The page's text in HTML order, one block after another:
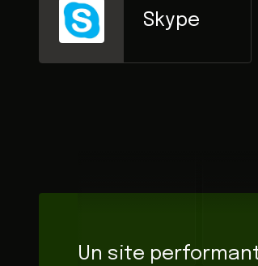
Skype
Un site